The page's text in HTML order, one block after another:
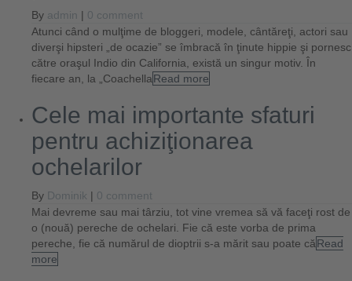
By admin | 0 comment
Atunci când o mulţime de bloggeri, modele, cântăreţi, actori sau
diverşi hipsteri „de ocazie” se îmbracă în ţinute hippie şi pornesc
către oraşul Indio din California, există un singur motiv. În
fiecare an, la „CoachellaRead more
Cele mai importante sfaturi
pentru achiziţionarea
ochelarilor
By Dominik | 0 comment
Mai devreme sau mai târziu, tot vine vremea să vă faceţi rost de
o (nouă) pereche de ochelari. Fie că este vorba de prima
pereche, fie că numărul de dioptrii s-a mărit sau poate căRead
more